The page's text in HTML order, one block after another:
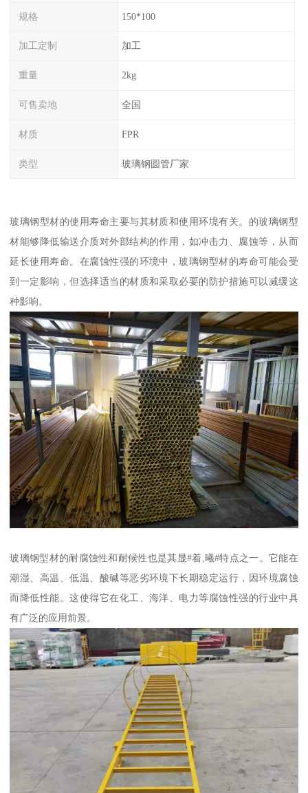
规格 150*100
加工定制 加工
重量 2kg
可售卖地 全国
材质 FPR
类型 玻璃钢圆管厂家
玻璃钢型材的使用寿命主要与其材质和使用环境有关。的玻璃钢型
材能够降低输送介质对外部结构的作用，如冲击力、腐蚀等，从而
延长使用寿命。在腐蚀性强的环境中，玻璃钢型材的寿命可能会受
到一定影响，但选择适当的材质和采取必要的防护措施可以减缓这
种影响。
玻璃钢型材的耐腐蚀性和耐候性也是其显#着,曦#特点之一。它能在
潮湿、高温、低温、酸碱等恶劣环境下长期稳定运行，因环境腐蚀
而降低性能。这使得它在化工、海洋、电力等腐蚀性强的行业中具
有广泛的应用前景。